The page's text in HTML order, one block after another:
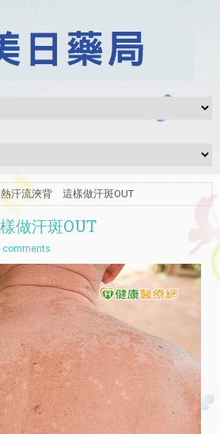
熱汗流浹背 這樣做汗斑OUT
做汗斑OUT
comments